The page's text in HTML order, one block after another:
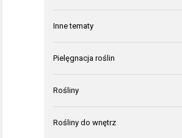
Inne tematy
Pielęgnacja roślin
Rośliny
Rośliny do wnętrz